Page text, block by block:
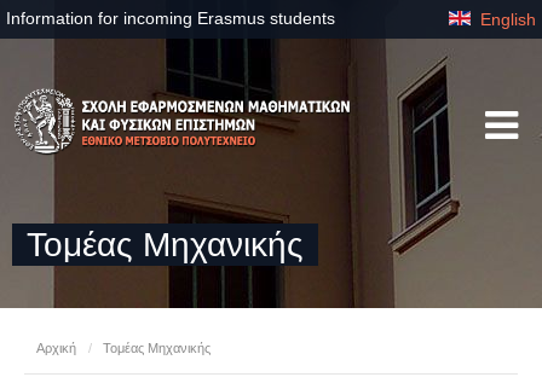
Information for incoming Erasmus students English
Τομέας Μηχανικής
Αρχική / Τομέας Μηχανικής